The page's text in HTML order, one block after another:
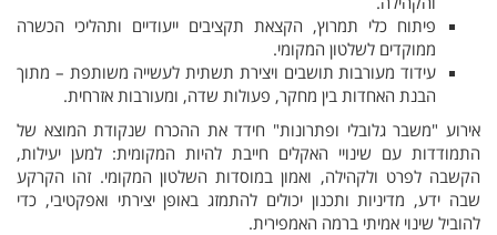
פיתוח כלי תמרוץ, הקצאת תקציבים ייעודיים ותהליכי הכשרה
ממוקדים לשלטון המקומי.
עידוד מעורבות תושבים ויצירת תשתית לעשייה משותפת – מתוך
הבנת האחדות בין מחקר, פעולות שדה, ומעורבות אזרחית.
אירוע "משבר גלובלי ופתרונות" חידד את ההכרח שנקודת המוצא של
התמודדות עם שינויי האקלים חייבת להיות המקומית: למען יעילות,
הקשבה לפרט ולקהילה, ואמון במוסדות השלטון המקומי. זהו הקרקע
שבה ידע, מדיניות ותכנון יכולים להתמזג באופן יצירתי ואפקטיבי, כדי
להוביל שינוי אמיתי ברמה האמפירית.